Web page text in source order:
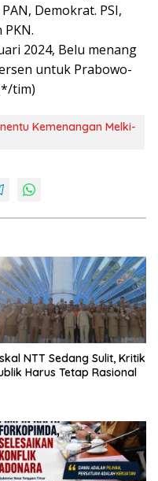
Demokrat. PSI,
PKN.
2024, Belu menang
untuk Prabowo-
tim)
Kemenangan Melki-
NTT Sedang Sulit, Kritik
Harus Tetap Rasional